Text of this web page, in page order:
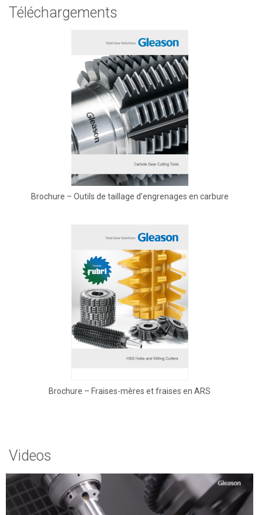
Téléchargements
Brochure – Outils de taillage d’engrenages en carbure
Brochure – Fraises-mères et fraises en ARS
Videos